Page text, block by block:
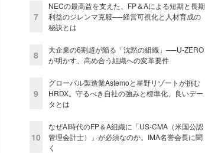
7
NECの最高益を支えた、FP＆Aによる短期と長期
利益のジレンマ克服──経営可視化と人材育成の
秘訣とは
8
大企業の6割超が陥る「沈黙の組織」──U-ZERO
が明かす、高め合う組織への変革要件
9
グローバル製造業Astemoと星野リゾートが挑む
HRDX。守るべき自社の強みと標準化、良いデー
タとは
10
なぜAI時代のFP＆A組織に「US-CMA（米国公認
管理会計士）」が必須なのか。IMA名誉会長に聞
く